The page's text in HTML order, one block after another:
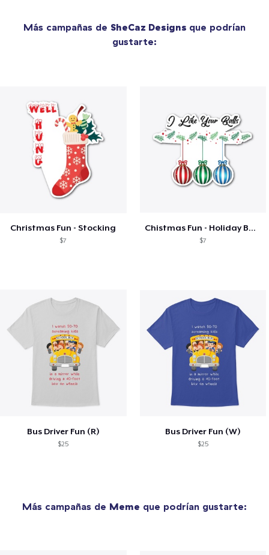
Más campañas de SheCaz Designs que podrían
gustarte:
Christmas Fun - Stocking
$7
Chistmas Fun - Holiday Balls - Dark Text
$7
Bus Driver Fun (R)
$25
Bus Driver Fun (W)
$25
Más campañas de Meme que podrían gustarte: